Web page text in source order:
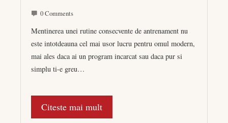
0 Comments
Mentinerea unei rutine consecvente de antrenament nu
este intotdeauna cel mai usor lucru pentru omul modern,
mai ales daca ai un program incarcat sau daca pur si
simplu ti-e greu…
Citeste mai mult